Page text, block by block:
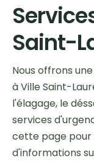
Saint-
Nous offrons
à Ville Saint-
l'élagage, le
services
cette page pour
d'informations